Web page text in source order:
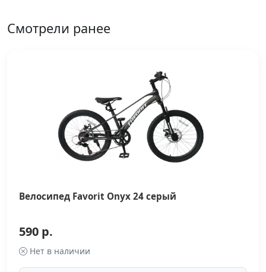
Смотрели ранее
Велосипед Favorit Onyx 24 серый
590 р.
Нет в наличии